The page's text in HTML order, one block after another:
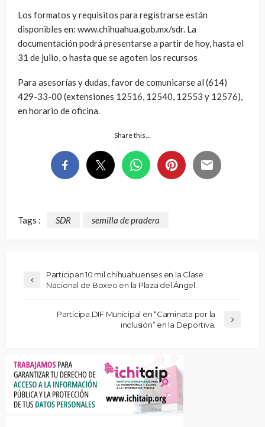
Los formatos y requisitos para registrarse están
disponibles en: www.chihuahua.gob.mx/sdr. La
documentación podrá presentarse a partir de hoy, hasta el
31 de julio, o hasta que se agoten los recursos
Para asesorías y dudas, favor de comunicarse al (614)
429-33-00 (extensiones 12516, 12540, 12553 y 12576),
en horario de oficina.
Share this…
Tags : SDR semilla de pradera
Participan 10 mil chihuahuenses en la Clase
Nacional de Boxeo en la Plaza del Ángel.
Participa DIF Municipal en “Caminata por la
inclusión” en la Deportiva.